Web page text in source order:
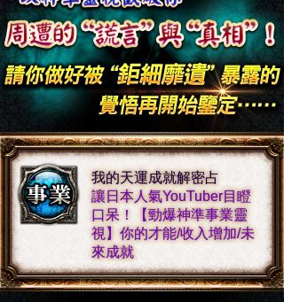
我的天運成就解密占
讓日本人氣YouTuber目瞪
口呆！【勁爆神準事業靈
視】你的才能/收入增加/未
來成就